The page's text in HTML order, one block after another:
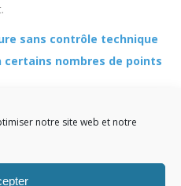
notre site web et notre
sans contrôle technique
nombres de points